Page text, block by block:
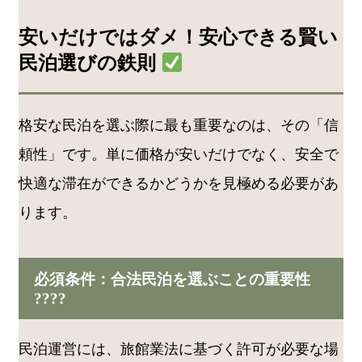
安いだけではダメ！安心できる賢い
民泊選びの鉄則
格安な民泊を選ぶ際に最も重要なのは、その「信
頼性」です。単に価格が安いだけでなく、安全で
快適な滞在ができるかどうかを見極める必要があ
ります。
必須条件：合法民泊を選ぶことの重要性
????
民泊運営には、旅館業法に基づく許可が必要な場